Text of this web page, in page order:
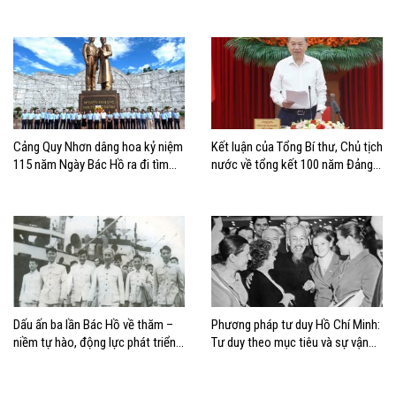
Cảng Quy Nhơn dâng hoa kỷ niệm
115 năm Ngày Bác Hồ ra đi tìm
Kết luận của Tổng Bí thư, Chủ tịch
nước về tổng kết 100 năm Đảng
Dấu ấn ba lần Bác Hồ về thăm –
niềm tự hào, động lực phát triển
Phương pháp tư duy Hồ Chí Minh:
Tư duy theo mục tiêu và sự vận